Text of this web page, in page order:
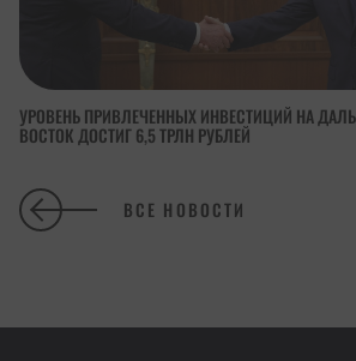
УРОВЕНЬ ПРИВЛЕЧЕННЫХ ИНВЕСТИЦИЙ НА
ВОСТОК ДОСТИГ 6,5 ТРЛН РУБЛЕЙ
ВСЕ НОВОСТИ